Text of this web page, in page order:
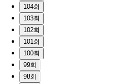
104회
103회
102회
101회
100회
99회
98회